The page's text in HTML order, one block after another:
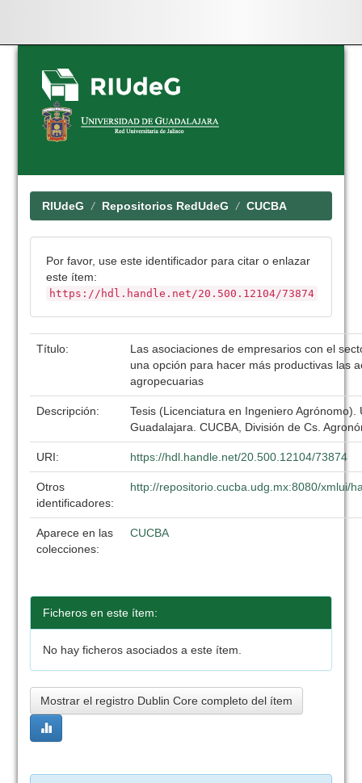
Skip
navigation
RIUdeG Repositorios RedUdeG CUCBA
Por favor, use este identificador para citar o enlazar
este ítem:
https://hdl.handle.net/20.500.12104/73874
Título:
Las asociaciones de empresarios con el
una opción para hacer más productivas las
agropecuarias
Descripción:
Tesis (Licenciatura en Ingeniero Agrónomo).
Guadalajara. CUCBA, División de Cs.
URI: https://hdl.handle.net/20.500.12104/73874
Otros
identificadores:
http://repositorio.cucba.udg.mx:8080/xmlui/
Aparece en las
colecciones:
CUCBA
Ficheros en este ítem:
No hay ficheros asociados a este ítem.
Mostrar el registro Dublin Core completo del ítem